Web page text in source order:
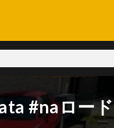
#naロード